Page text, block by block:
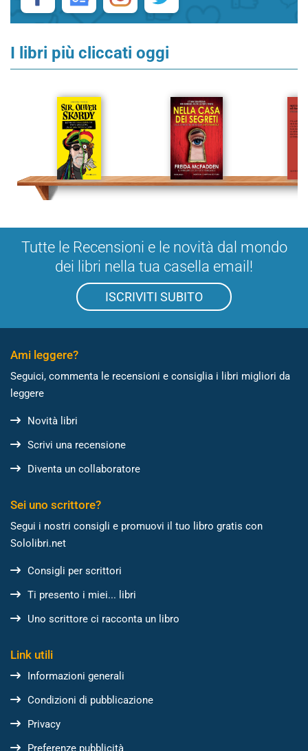
I libri più cliccati oggi
Tutte le Recensioni e le novità dal mondo
dei libri nella tua casella email!
ISCRIVITI SUBITO
Ami leggere?
Seguici, commenta le recensioni e consiglia i libri migliori da
leggere
Novità libri
Scrivi una recensione
Diventa un collaboratore
Sei uno scrittore?
Segui i nostri consigli e promuovi il tuo libro gratis con
Sololibri.net
Consigli per scrittori
Ti presento i miei... libri
Uno scrittore ci racconta un libro
Link utili
Informazioni generali
Condizioni di pubblicazione
Privacy
Preferenze pubblicità